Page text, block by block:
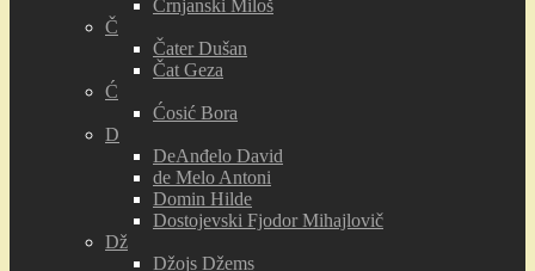
Crnjanski Miloš
Č
Čater Dušan
Čat Geza
Ć
Ćosić Bora
D
DeAnđelo David
de Melo Antoni
Domin Hilde
Dostojevski Fjodor Mihajlovič
Dž
Džojs Džems